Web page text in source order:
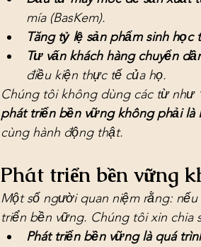
mía (BasKem).
Tăng tỷ lệ sản phẩm sinh
Tư vấn khách hàng chuyển
điều kiện thực tế của họ.
Chúng tôi không dùng các từ như
phát triển bền vững không phải là
cùng hành động thật.
Phát triển bền vững
Một số người quan niệm rằng:
triển bền vững. Chúng tôi xin chia
Phát triển bền vững là quá